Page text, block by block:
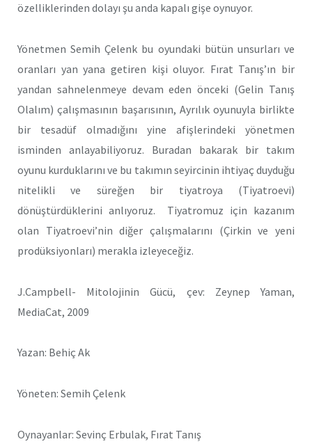
özelliklerinden dolayı şu anda kapalı gişe oynuyor.
Yönetmen Semih Çelenk bu oyundaki bütün unsurları ve
oranları yan yana getiren kişi oluyor. Fırat Tanış’ın bir
yandan sahnelenmeye devam eden önceki (Gelin Tanış
Olalım) çalışmasının başarısının, Ayrılık oyunuyla birlikte
bir tesadüf olmadığını yine afişlerindeki yönetmen
isminden anlayabiliyoruz. Buradan bakarak bir takım
oyunu kurduklarını ve bu takımın seyircinin ihtiyaç duyduğu
nitelikli ve süreğen bir tiyatroya (Tiyatroevi)
dönüştürdüklerini anlıyoruz. Tiyatromuz için kazanım
olan Tiyatroevi’nin diğer çalışmalarını (Çirkin ve yeni
prodüksiyonları) merakla izleyeceğiz.
J.Campbell- Mitolojinin Gücü, çev: Zeynep Yaman,
MediaCat, 2009
Yazan: Behiç Ak
Yöneten: Semih Çelenk
Oynayanlar: Sevinç Erbulak, Fırat Tanış